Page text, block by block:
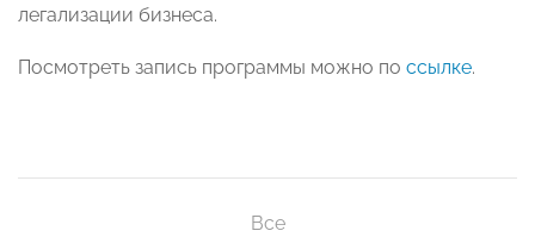
легализации бизнеса.
Посмотреть запись программы можно по ссылке.
Все